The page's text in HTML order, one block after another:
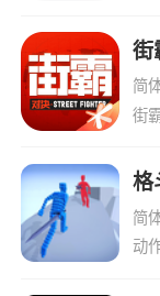
街
简
街
格
简
动